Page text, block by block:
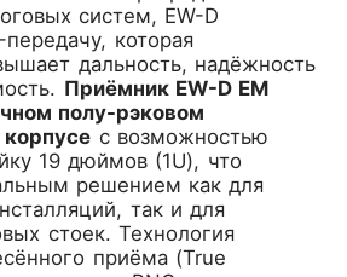
систем, EW-D
которая
дальность, надёжность
Приёмник EW-D EM
полу-рэковом
с возможностью
19 дюймов (1U), что
решением как для
так и для
стоек. Технология
приёма (True